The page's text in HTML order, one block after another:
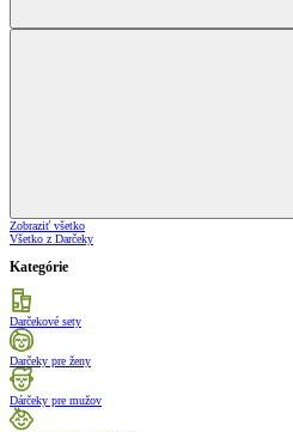
Zobraziť všetko
Všetko z Darčeky
Kategórie
Darčekové sety
Darčeky pre ženy
Dárčeky pre mužov